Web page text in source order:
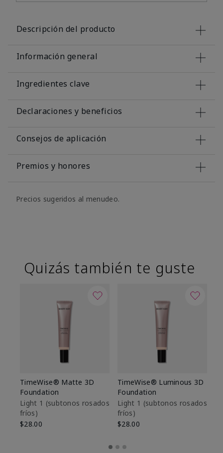
Descripción del producto
Información general
Ingredientes clave
Declaraciones y beneficios
Consejos de aplicación
Premios y honores
Precios sugeridos al menudeo.
Quizás también te guste
TimeWise® Matte 3D
Foundation
Light 1​ (subtonos rosados
fríos)
$28.00
TimeWise® Luminous 3D
Foundation
Light 1​ (subtonos rosados
fríos)
$28.00